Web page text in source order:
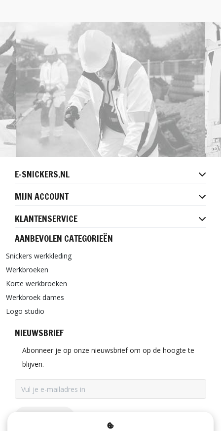
E-SNICKERS.NL
MIJN ACCOUNT
KLANTENSERVICE
AANBEVOLEN CATEGORIEËN
Snickers werkkleding
Werkbroeken
Korte werkbroeken
Werkbroek dames
Logo studio
NIEUWSBRIEF
Abonneer je op onze nieuwsbrief om op de hoogte te
blijven.